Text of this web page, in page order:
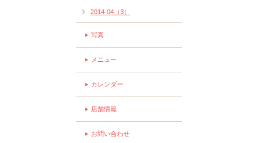
2014-04（3）
写真
メニュー
カレンダー
店舗情報
お問い合わせ